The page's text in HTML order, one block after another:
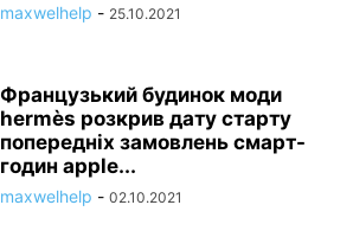
maxwelhelp - 25.10.2021
Французький будинок моди
hermès розкрив дату старту
попередніх замовлень смарт-
годин apple...
maxwelhelp - 02.10.2021